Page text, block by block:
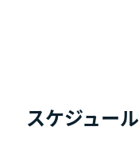
スケジュー